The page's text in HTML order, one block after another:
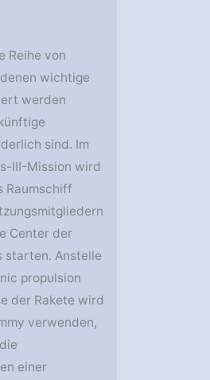
Reihe von
wichtige
werden
sind. Im
III-Mission wird
Raumschiff
Center der
starten. Anstelle
propulsion
der Rakete wird
verwenden,
einer